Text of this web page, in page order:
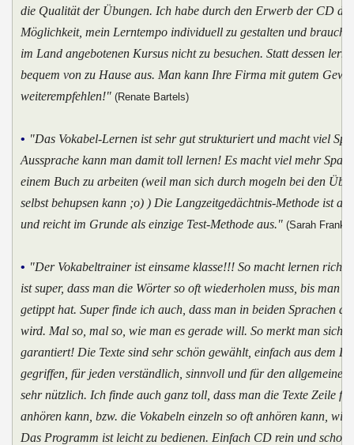
die Qualität der Übungen. Ich habe durch den Erwerb der CD die
Möglichkeit, mein Lerntempo individuell zu gestalten und
im Land angebotenen Kursus nicht zu besuchen. Statt dessen
bequem von zu Hause aus. Man kann Ihre Firma mit gutem
weiterempfehlen!"(Renate Bartels)
• "Das Vokabel-Lernen ist sehr gut strukturiert und macht viel
Aussprache kann man damit toll lernen! Es macht viel mehr Spaß
einem Buch zu arbeiten (weil man sich durch mogeln bei den
selbst behupsen kann ;o) ) Die Langzeitgedächtnis-Methode ist
und reicht im Grunde als einzige Test-Methode aus."(Sarah Franke)
• "Der Vokabeltrainer ist einsame klasse!!! So macht lernen
ist super, dass man die Wörter so oft wiederholen muss, bis man
getippt hat. Super finde ich auch, dass man in beiden Sprachen
wird. Mal so, mal so, wie man es gerade will. So merkt man sich
garantiert! Die Texte sind sehr schön gewählt, einfach aus dem
gegriffen, für jeden verständlich, sinnvoll und für den allgemeinen
sehr nützlich. Ich finde auch ganz toll, dass man die Texte Zeile
anhören kann, bzw. die Vokabeln einzeln so oft anhören kann,
Das Programm ist leicht zu bedienen. Einfach CD rein und schon